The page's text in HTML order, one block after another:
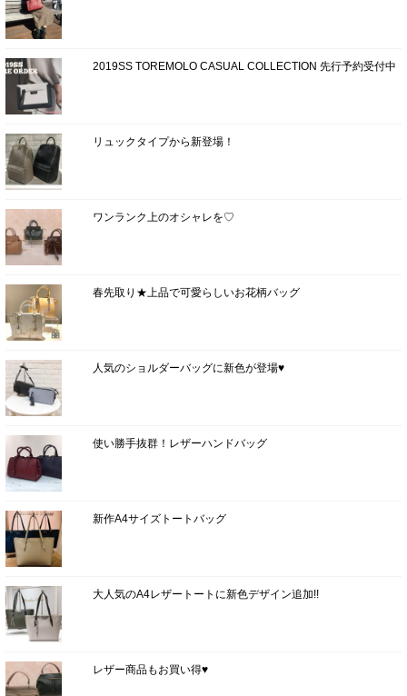
2019SS TOREMOLO CASUAL COLLECTION 先行予約受付中
リュックタイプから新登場！
ワンランク上のオシャレを♡
春先取り★上品で可愛らしいお花柄バッグ
人気のショルダーバッグに新色が登場♥
使い勝手抜群！レザーハンドバッグ
新作A4サイズトートバッグ
大人気のA4レザートートに新色デザイン追加!!
レザー商品もお買い得♥